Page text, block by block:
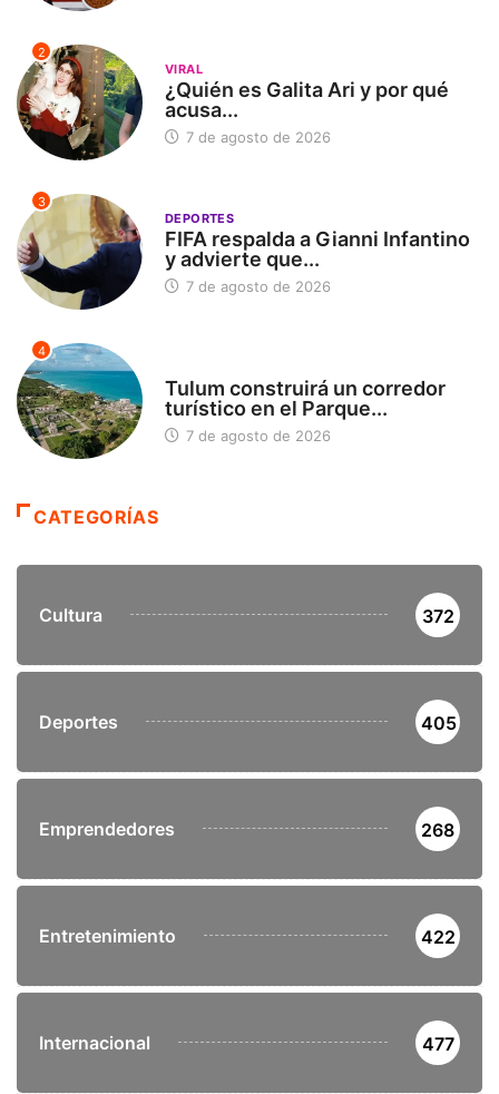
2
VIRAL
¿Quién es Galita Ari y por qué
acusa...
7 de agosto de 2026
3
DEPORTES
FIFA respalda a Gianni Infantino
y advierte que...
7 de agosto de 2026
4
Tulum construirá un corredor
turístico en el Parque...
7 de agosto de 2026
CATEGORÍAS
Cultura 372
Deportes 405
Emprendedores 268
Entretenimiento 422
Internacional 477